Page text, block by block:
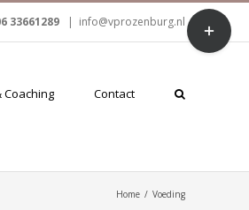
33661289 | info@vprozenburg.nl
Coaching Contact
Home / Voeding
Toggle
Sliding
Bar